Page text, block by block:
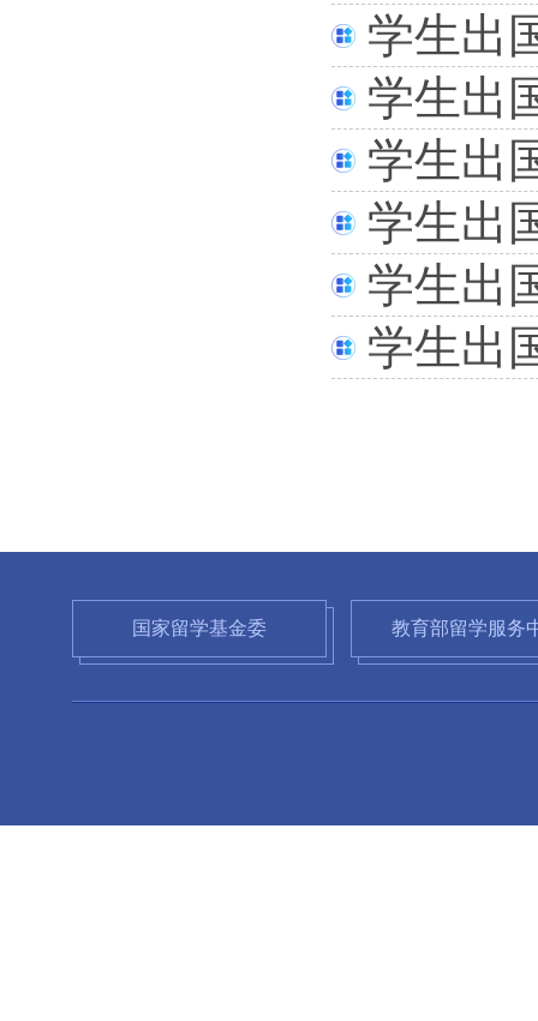
学生出
学生出
学生出
学生出
学生出
学生出
国家留学基金委 教育部留学服务